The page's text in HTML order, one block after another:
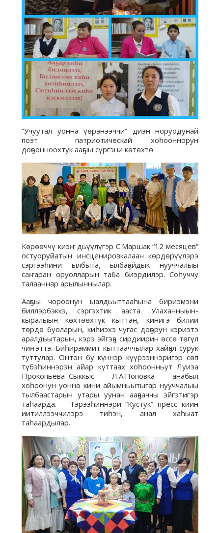
“Учуутал уонна үөрэнээччи” диэн норуодунай
поэт патриотическай хоһооннорун
доҕоонноохтук ааҕыы сүргэни көтөхтө.
Көрөөччү киэҥ дьүүлүгэр С.Маршак “12 месяцев”
остуоруйатын инсценировкалаан көрдөрүүлэрэ
сэргээһини ылбыта, ылбаҕайдык нууччалыы
саҥаран оруолларын таба биэрдилэр. Соһуччу
талааннар арылыннылар.
Ааҕыы чороонун ыалдьыттааһына бириэмэни
биллэрбэккэ, сэргэхтик ааста. Улаханныын-
кыралыын көхтөөхтүк кыттан, кинигэ билии
төрдө буоларын, киһиэхэ чугас доҕорун кэриэтэ
аралдьытарын, кэрэ эйгэҕэ сирдиирин өссө төгүл
чиҥэттэ. Биһирэммит кыттааччылар хайҕал сурук
туттулар. Онтон бу күннэр күүрээннэригэр сөп
түбэһиннэрэн айар куттаах хоһоонньут Луиза
Прокопьева–Сыккыс Л.А.Поповка анабыл
хоһоонун уонна кини айымньытыгар нууччалыы
тылбаастарын утары уунан ааҕааччы эйгэтигэр
таһаарда. Тэрээһиннэри “Кустук” пресс киин
иитиллээччилэрэ тиһэн, анал хаһыат
таһаардылар.